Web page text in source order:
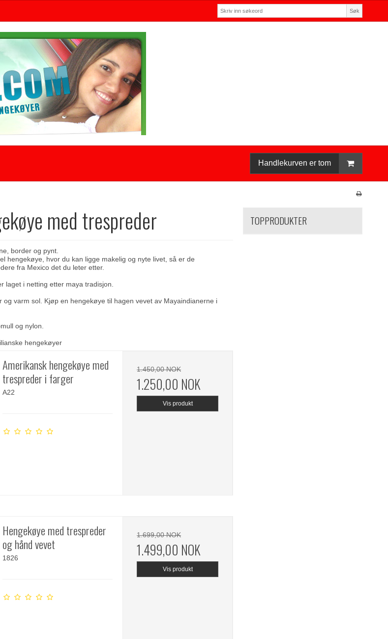
Søk
Handlekurven er tom
med trespreder
border og pynt.
hengekøye, hvor du kan ligge makelig og nyte livet, så er de
fra Mexico det du leter etter.
laget i netting etter maya tradisjon.
og varm sol. Kjøp en hengekøye til hagen vevet av Mayaindianerne i
og nylon.
hengekøyer
Amerikansk hengekøye med
trespreder i farger
A22
1.450,00 NOK
1.250,00 NOK
Vis produkt
Hengekøye med trespreder
og hånd vevet
1826
1.699,00 NOK
1.499,00 NOK
Vis produkt
TOPPRODUKTER